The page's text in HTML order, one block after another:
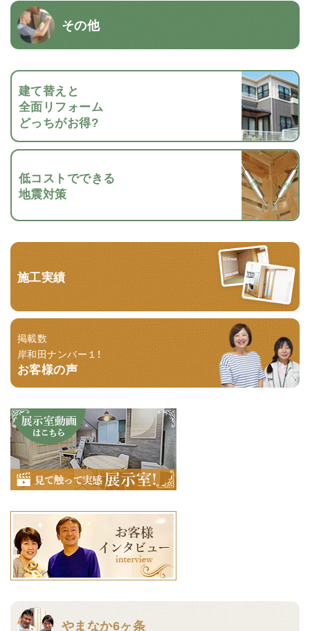
その他
建て替えと
全面リフォーム
どっちがお得?
低コストでできる
地震対策
施工実績
掲載数
岸和田ナンバー１！
お客様の声
やまなか6ヶ条